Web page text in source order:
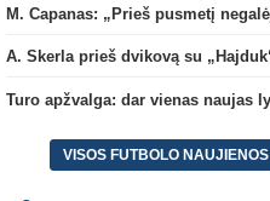
VISOS FUTBOLO NAUJIENOS